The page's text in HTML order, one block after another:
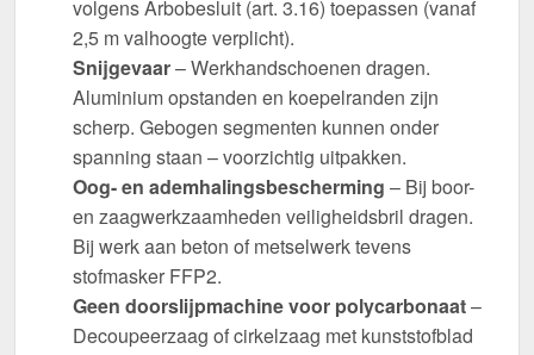
volgens Arbobesluit (art. 3.16) toepassen (vanaf
2,5 m valhoogte verplicht).
Snijgevaar– Werkhandschoenen dragen.
Aluminium opstanden en koepelranden zijn
scherp. Gebogen segmenten kunnen onder
spanning staan – voorzichtig uitpakken.
Oog- en ademhalingsbescherming – Bij boor-
en zaagwerkzaamheden veiligheidsbril dragen.
Bij werk aan beton of metselwerk tevens
stofmasker FFP2.
Geen doorslijpmachine voor polycarbonaat–
Decoupeerzaag of cirkelzaag met kunststofblad